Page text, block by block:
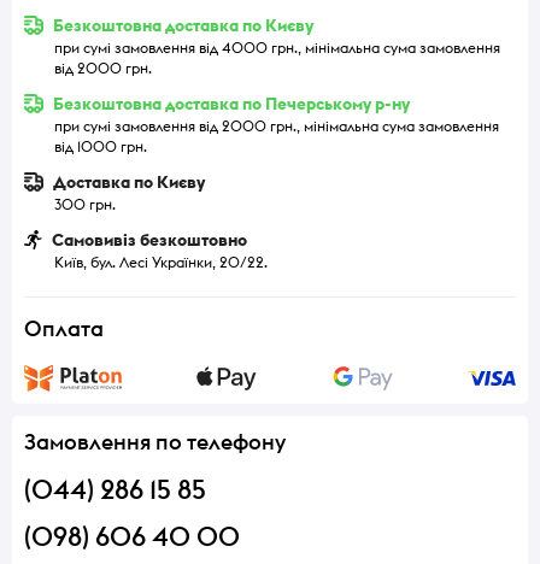
Безкоштовна доставка по Києву
при сумі замовлення від 4000 грн., мінімальна сума замовлення
від 2000 грн.
Безкоштовна доставка по Печерському р-ну
при сумі замовлення від 2000 грн., мінімальна сума замовлення
від 1000 грн.
Доставка по Києву
300 грн.
Самовивіз безкоштовно
Київ, бул. Лесі Українки, 20/22.
Оплата
Замовлення по телефону
(044) 286 15 85
(098) 606 40 00